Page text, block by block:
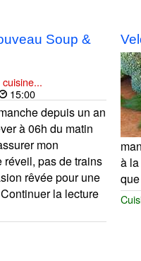
Soup &
15:00
depuis un an
à 06h du matin
mon
pas de trains
rêvée pour une
la lecture
à